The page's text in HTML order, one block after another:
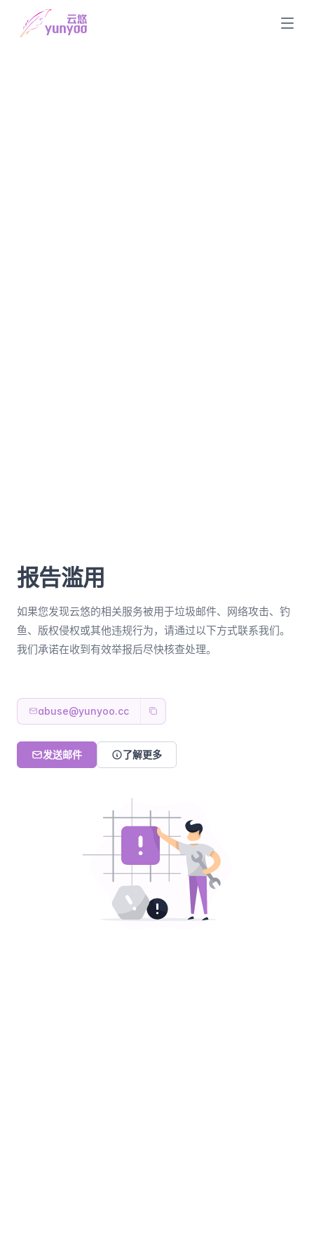
报告滥用
如果您发现云悠的相关服务被用于垃圾邮件、网络攻击、钓
鱼、版权侵权或其他违规行为，请通过以下方式联系我们。
我们承诺在收到有效举报后尽快核查处理。
abuse@yunyoo.cc
发送邮件 了解更多